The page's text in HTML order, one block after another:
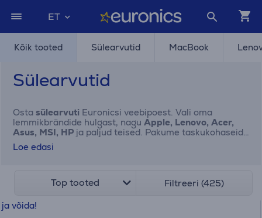
ET
Kõik tooted Sülearvutid MacBook
Sülearvutid
Osta sülearvuti Euronicsi veebipoest. Vali oma
lemmikbrändide hulgast, nagu Apple, Lenovo, Acer,
Asus, MSI, HP ja paljud teised. Pakume taskukohaseid
ja võimsaid sülearvuteid igapäevaseks kasutamiseks,
õppimiseks, tööks ja meelelahutuseks. Lisaks leiad
dokkimisjaamu, mis muudavad töö veel mugavamaks ja
tõhusamaks – võimaldades ühendada korraga mitu
seadet. Tutvu meie laia valikuga ja leia endale vajalik
juba täna!
Loe edasi
Top tooted Filtreeri (425)